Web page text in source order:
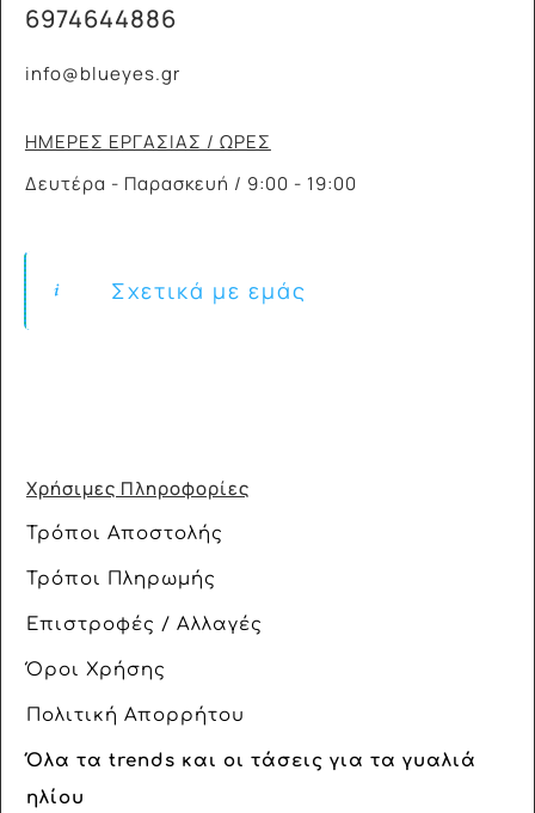
6974644886
info@blueyes.gr
ΗΜΕΡΕΣ ΕΡΓΑΣΙΑΣ / ΩΡΕΣ
Δευτέρα - Παρασκευή / 9:00 - 19:00
Σχετικά με εμάς
Χρήσιμες Πληροφορίες
Τρόποι Αποστολής
Τρόποι Πληρωμής
Επιστροφές / Αλλαγές
Όροι Χρήσης
Πολιτική Απορρήτου
Όλα τα trends και οι τάσεις για τα γυαλιά
ηλίου